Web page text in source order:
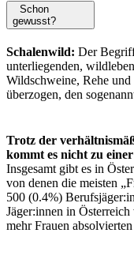
Schon
gewusst?
Schalenwild: Der
unterliegenden,
Wildschweine, Rehe
überzogen, den
Trotz der
kommt es nicht zu
Insgesamt gibt es in
von denen die meisten
500 (0.4%)
Jäger:innen in
mehr Frauen